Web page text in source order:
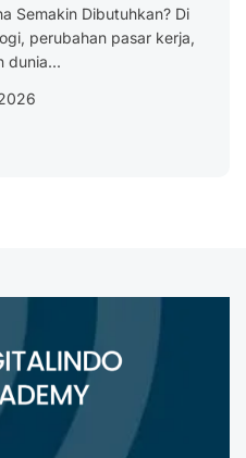
Semakin Dibutuhkan? Di
perubahan pasar kerja,
dunia...